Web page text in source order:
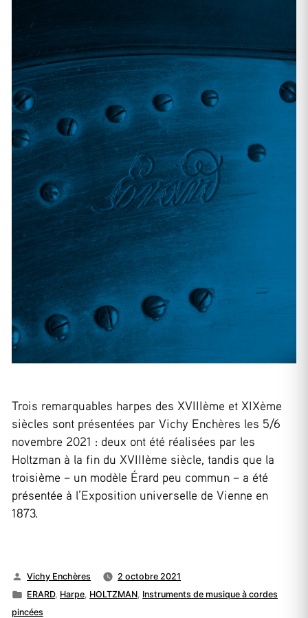
Trois remarquables harpes des XVIIIème et XIXème
siècles sont présentées par Vichy Enchères les 5/6
novembre 2021 : deux ont été réalisées par les
Holtzman à la fin du XVIIIème siècle, tandis que la
troisième – un modèle Érard peu commun – a été
présentée à l’Exposition universelle de Vienne en
1873.
Publié
par
Vichy Enchères
2 octobre 2021
Publié
dans
ERARD, Harpe HOLTZMAN Instruments de musique à cordes
pincées